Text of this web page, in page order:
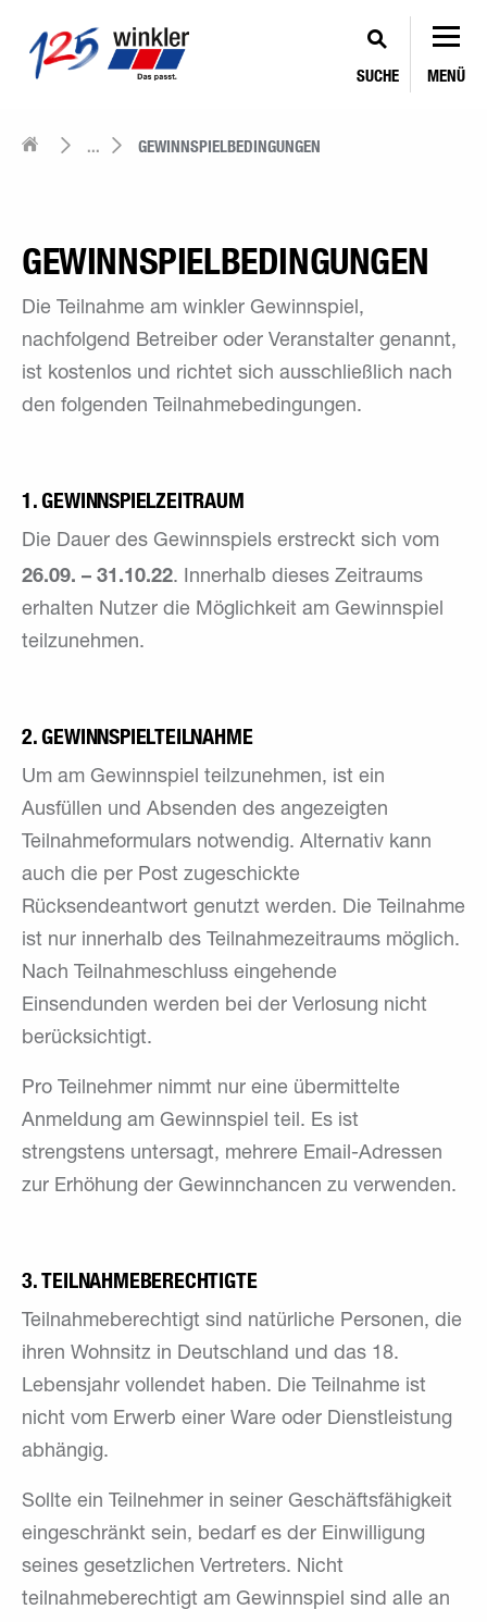
SUCHE MENÜ
... GEWINNSPIELBEDINGUNGEN
GEWINNSPIELBEDINGUNGEN
Die Teilnahme am winkler Gewinnspiel,
nachfolgend Betreiber oder Veranstalter genannt,
ist kostenlos und richtet sich ausschließlich nach
den folgenden Teilnahmebedingungen.
1. GEWINNSPIELZEITRAUM
Die Dauer des Gewinnspiels erstreckt sich vom
26.09. – 31.10.22. Innerhalb dieses Zeitraums
erhalten Nutzer die Möglichkeit am Gewinnspiel
teilzunehmen.
2. GEWINNSPIELTEILNAHME
Um am Gewinnspiel teilzunehmen, ist ein
Ausfüllen und Absenden des angezeigten
Teilnahmeformulars notwendig. Alternativ kann
auch die per Post zugeschickte
Rücksendeantwort genutzt werden. Die Teilnahme
ist nur innerhalb des Teilnahmezeitraums möglich.
Nach Teilnahmeschluss eingehende
Einsendunden werden bei der Verlosung nicht
berücksichtigt.
Pro Teilnehmer nimmt nur eine übermittelte
Anmeldung am Gewinnspiel teil. Es ist
strengstens untersagt, mehrere Email-Adressen
zur Erhöhung der Gewinnchancen zu verwenden.
3. TEILNAHMEBERECHTIGTE
Teilnahmeberechtigt sind natürliche Personen, die
ihren Wohnsitz in Deutschland und das 18.
Lebensjahr vollendet haben. Die Teilnahme ist
nicht vom Erwerb einer Ware oder Dienstleistung
abhängig.
Sollte ein Teilnehmer in seiner Geschäftsfähigkeit
eingeschränkt sein, bedarf es der Einwilligung
seines gesetzlichen Vertreters. Nicht
teilnahmeberechtigt am Gewinnspiel sind alle an